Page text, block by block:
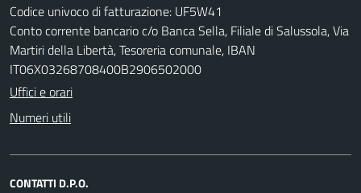
Codice univoco di fatturazione: UF5W41
Conto corrente bancario c/o Banca Sella, Filiale di Salussola, Via
Martiri della Libertà, Tesoreria comunale, IBAN
IT06X03268708400B2906502000
Uffici e orari
Numeri utili
CONTATTI D.P.O.